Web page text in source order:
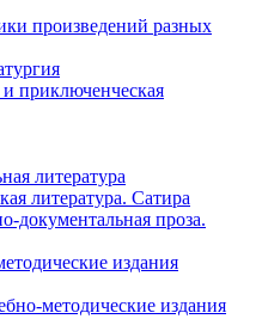
произведений разных
приключенческая
литература
литература. Сатира
документальная проза.
издания
методические издания